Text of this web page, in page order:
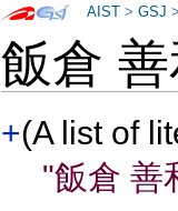
飯倉
+(A list of
"飯倉 善
AIST >GSJ >